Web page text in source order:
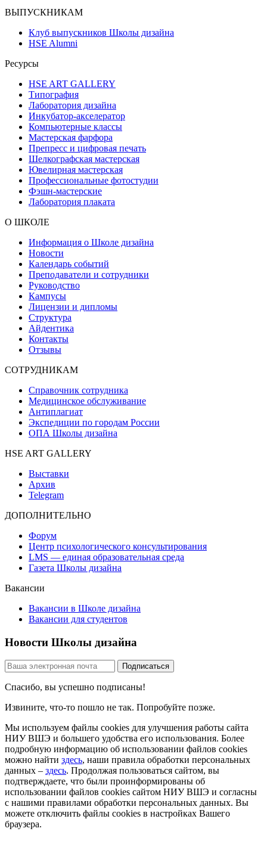
ВЫПУСКНИКАМ
Клуб выпускников Школы дизайна
HSE Alumni
Ресурсы
HSE ART GALLERY
Типография
Лаборатория дизайна
Инкубатор-акселератор
Компьютерные классы
Мастерская фарфора
Препресс и цифровая печать
Шелкографская мастерская
Ювелирная мастерская
Профессиональные фотостудии
Фэшн-мастерские
Лаборатория плаката
О ШКОЛЕ
Информация о Школе дизайна
Новости
Календарь событий
Преподаватели и сотрудники
Руководство
Кампусы
Лицензии и дипломы
Структура
Айдентика
Контакты
Отзывы
СОТРУДНИКАМ
Справочник сотрудника
Медицинское обслуживание
Антиплагиат
Экспедиции по городам России
ОПА Школы дизайна
HSE ART GALLERY
Выставки
Архив
Telegram
ДОПОЛНИТЕЛЬНО
Форум
Центр психологического консультирования
LMS — единая образовательная среда
Газета Школы дизайна
Вакансии
Вакансии в Школе дизайна
Вакансии для студентов
Новости Школы дизайна
Спасибо, вы успешно подписаны!
Извините, что-то пошло не так. Попробуйте позже.
Мы используем файлы cookies для улучшения работы сайта
НИУ ВШЭ и большего удобства его использования. Более
подробную информацию об использовании файлов cookies
можно найти здесь, наши правила обработки персональных
данных – здесь. Продолжая пользоваться сайтом, вы
подтверждаете, что были проинформированы об
использовании файлов cookies сайтом НИУ ВШЭ и согласны
с нашими правилами обработки персональных данных. Вы
можете отключить файлы cookies в настройках Вашего
браузера.